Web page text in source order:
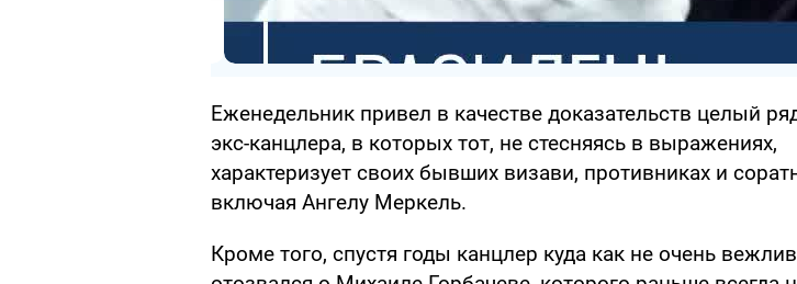
Еженедельник привел в качестве доказательств целый
экс-канцлера, в которых тот, не стесняясь в выражениях,
характеризует своих бывших визави, противниках и
включая Ангелу Меркель.
Кроме того, спустя годы канцлер куда как не очень